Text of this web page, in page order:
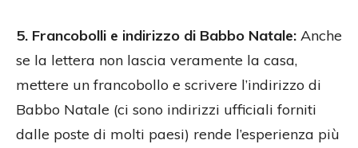
5. Francobolli e indirizzo di Babbo Natale: Anche
se la lettera non lascia veramente la casa,
mettere un francobollo e scrivere l’indirizzo di
Babbo Natale (ci sono indirizzi ufficiali forniti
dalle poste di molti paesi) rende l’esperienza più